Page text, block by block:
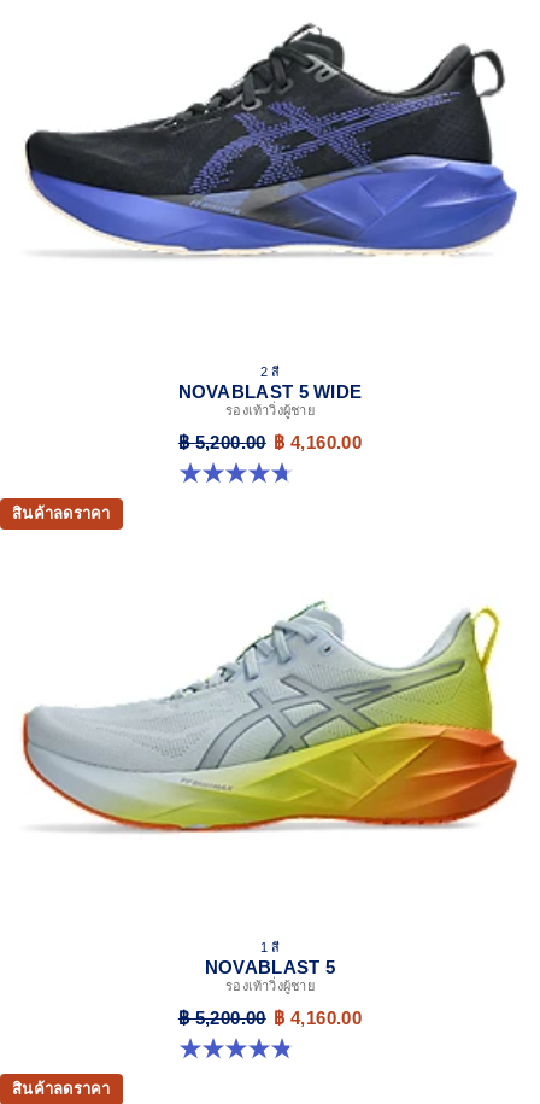
Trampoline-inspired outsole design
Helps provide a more responsive bounce back
Designed to help improve visibility in low-light settings
At least 75% of the shoe’s main upper material is made
with recycled materials to reduce waste and carbon
emissions
The sockliner is produced with the solution dyeing
Help create better traction, improved softness, and
2 สี
NOVABLAST 5 WIDE
รองเท้าวิ่งผู้ชาย
฿ 5,200.00 ฿ 4,160.00
4.7 จาก 5 ดาว 169 รีวิว
สินค้าลดราคา
1 สี
NOVABLAST 5
รองเท้าวิ่งผู้ชาย
฿ 5,200.00 ฿ 4,160.00
4.8 จาก 5 ดาว 63 รีวิว
สินค้าลดราคา